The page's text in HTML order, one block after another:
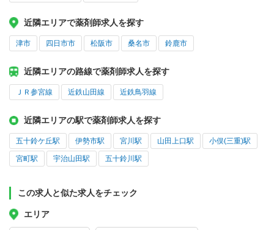
近隣エリアで薬剤師求人を探す
津市 四日市市 松阪市 桑名市 鈴鹿市
近隣エリアの路線で薬剤師求人を探す
ＪＲ参宮線 近鉄山田線 近鉄鳥羽線
近隣エリアの駅で薬剤師求人を探す
五十鈴ケ丘駅 伊勢市駅 宮川駅 山田上口駅 小俣(三重)駅
宮町駅 宇治山田駅 五十鈴川駅
この求人と似た求人をチェック
エリア